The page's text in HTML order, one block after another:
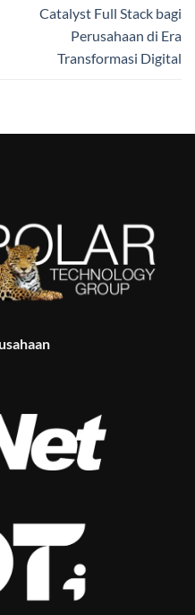
Catalyst Full Stack bagi
Perusahaan di Era
Transformasi Digital